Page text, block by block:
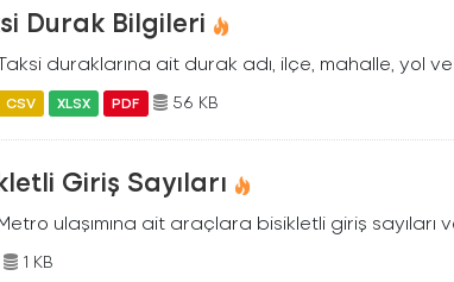
Durak Bilgileri
duraklarına ait durak adı, ilçe, mahalle, yol
CSV XLSX PDF 56 KB
Giriş Sayıları
ulaşımına ait araçlara bisikletli giriş sayıları
1 KB